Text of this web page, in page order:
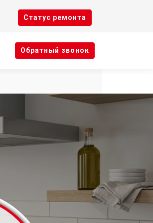
Cтатус ремонта
Oбратный звонок